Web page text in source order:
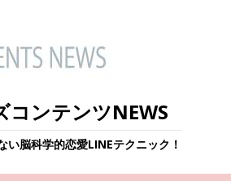
コンテンツNEWS
い脳科学的恋愛LINEテクニック！